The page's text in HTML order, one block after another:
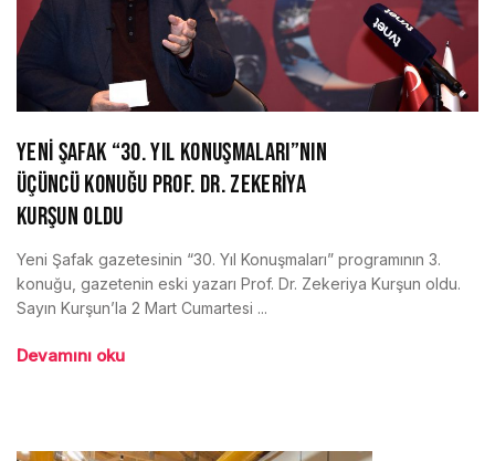
YENİ ŞAFAK “30. YIL KONUŞMALARI”NIN
ÜÇÜNCÜ KONUĞU PROF. DR. ZEKERİYA
KURŞUN OLDU
Yeni Şafak gazetesinin “30. Yıl Konuşmaları” programının 3.
konuğu, gazetenin eski yazarı Prof. Dr. Zekeriya Kurşun oldu.
Sayın Kurşun’la 2 Mart Cumartesi ...
Devamını oku